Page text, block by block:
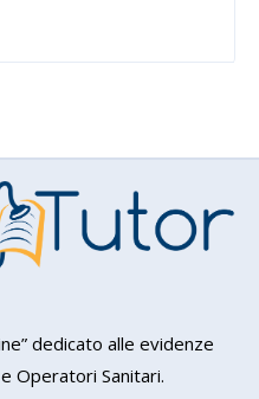
dedicato alle evidenze
Operatori Sanitari.